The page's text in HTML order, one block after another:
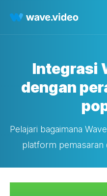
Integrasi
dengan
Pelajari bagaimana
platform pemasaran